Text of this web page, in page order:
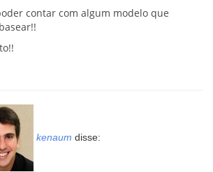
contar com algum modelo que
kenaum disse: